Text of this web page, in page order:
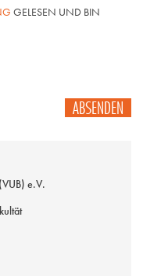
e.V.
GELESEN UND BIN
ABSENDEN